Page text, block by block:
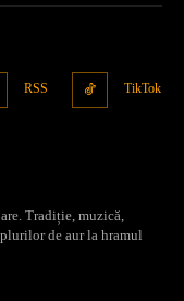
RSS TikTok
Tradiție, muzică,
de aur la hramul